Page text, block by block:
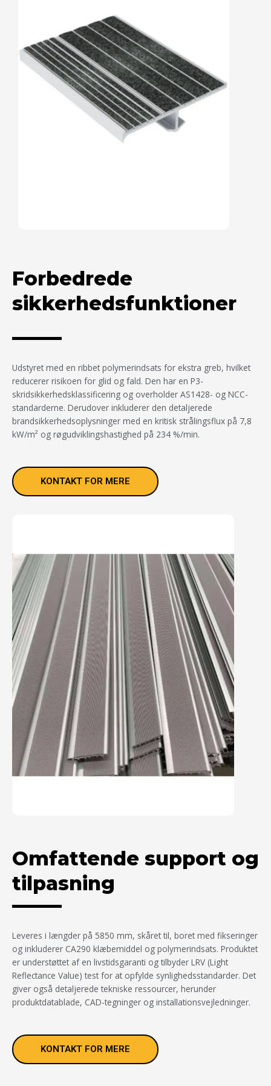
Forbedrede
sikkerhedsfunktioner
Udstyret med en ribbet polymerindsats for ekstra greb, hvilket
reducerer risikoen for glid og fald. Den har en P3-
skridsikkerhedsklassificering og overholder AS1428- og NCC-
standarderne. Derudover inkluderer den detaljerede
brandsikkerhedsoplysninger med en kritisk strålingsflux på 7,8
kW/m² og røgudviklingshastighed på 234 %/min.
KONTAKT FOR MERE
Omfattende support og
tilpasning
Leveres i længder på 5850 mm, skåret til, boret med fikseringer
og inkluderer CA290 klæbemiddel og polymerindsats. Produktet
er understøttet af en livstidsgaranti og tilbyder LRV (Light
Reflectance Value) test for at opfylde synlighedsstandarder. Det
giver også detaljerede tekniske ressourcer, herunder
produktdatablade, CAD-tegninger og installationsvejledninger.
KONTAKT FOR MERE